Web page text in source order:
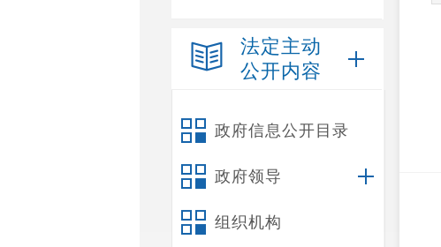
法定主动
公开内容
政府信息公开目录
政府领导
组织机构